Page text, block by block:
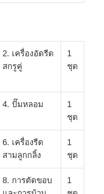
2. เครื่องอัดรีด
สกรูคู่
1
ชุด
4. ปั๊มหลอม
1
ชุด
6. เครื่องรีด
สามลูกกลิ้ง
1
ชุด
8. การตัดขอบ
1